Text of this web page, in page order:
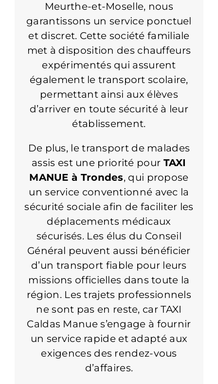
Meurthe-et-Moselle, nous
garantissons un service ponctuel
et discret. Cette société familiale
met à disposition des chauffeurs
expérimentés qui assurent
également le transport scolaire,
permettant ainsi aux élèves
d’arriver en toute sécurité à leur
établissement.
De plus, le transport de malades
assis est une priorité pour TAXI
MANUE à Trondes, qui propose
un service conventionné avec la
sécurité sociale afin de faciliter les
déplacements médicaux
sécurisés. Les élus du Conseil
Général peuvent aussi bénéficier
d’un transport fiable pour leurs
missions officielles dans toute la
région. Les trajets professionnels
ne sont pas en reste, car TAXI
Caldas Manue s’engage à fournir
un service rapide et adapté aux
exigences des rendez-vous
d’affaires.